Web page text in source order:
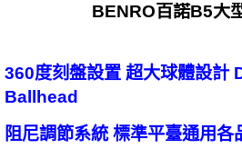
BENRO百諾B5大
360度刻盤設置 超大球體設計
Ballhead
阻尼調節系統 標準平臺通用各